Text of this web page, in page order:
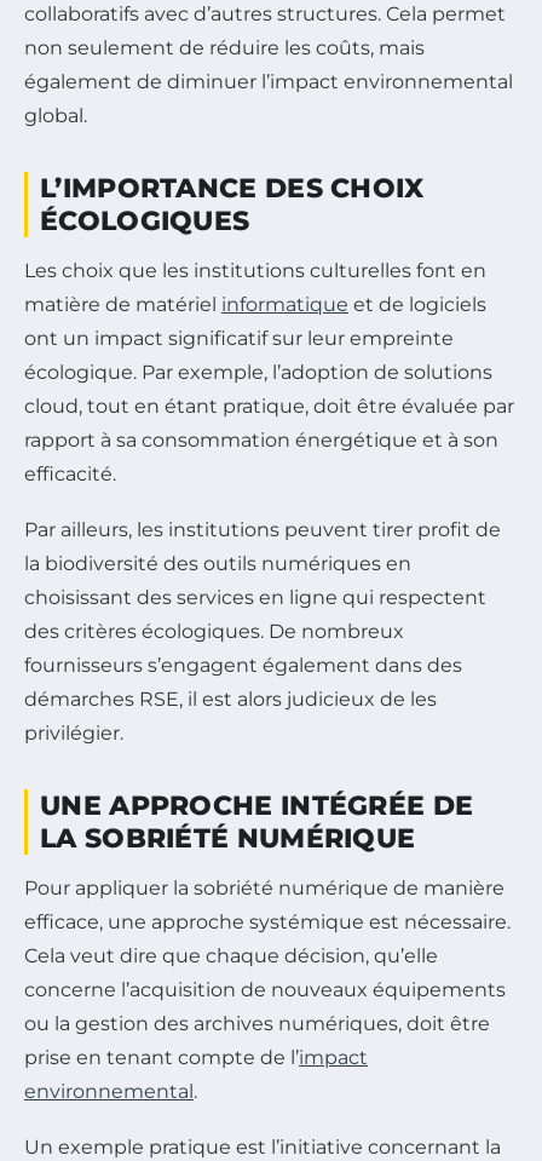
collaboratifs avec d’autres structures. Cela permet
non seulement de réduire les coûts, mais
également de diminuer l’impact environnemental
global.
L’IMPORTANCE DES CHOIX
ÉCOLOGIQUES
Les choix que les institutions culturelles font en
matière de matériel informatique et de logiciels
ont un impact significatif sur leur empreinte
écologique. Par exemple, l’adoption de solutions
cloud, tout en étant pratique, doit être évaluée par
rapport à sa consommation énergétique et à son
efficacité.
Par ailleurs, les institutions peuvent tirer profit de
la biodiversité des outils numériques en
choisissant des services en ligne qui respectent
des critères écologiques. De nombreux
fournisseurs s’engagent également dans des
démarches RSE, il est alors judicieux de les
privilégier.
UNE APPROCHE INTÉGRÉE DE
LA SOBRIÉTÉ NUMÉRIQUE
Pour appliquer la sobriété numérique de manière
efficace, une approche systémique est nécessaire.
Cela veut dire que chaque décision, qu’elle
concerne l’acquisition de nouveaux équipements
ou la gestion des archives numériques, doit être
prise en tenant compte de l’impact
environnemental.
Un exemple pratique est l’initiative concernant la